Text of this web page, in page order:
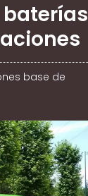
base de